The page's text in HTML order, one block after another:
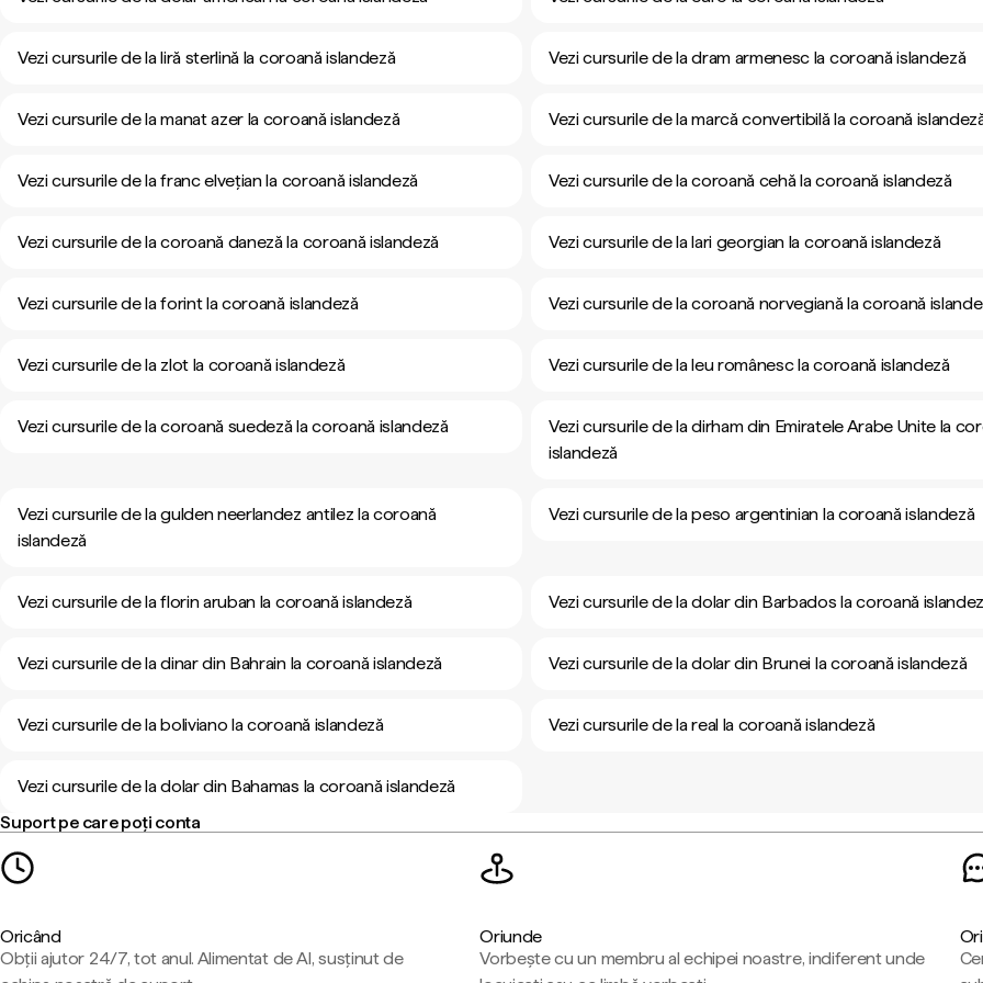
Vezi cursurile de la liră sterlină la coroană islandeză Vezi cursurile de la dram armenesc la coroană islandeză
Vezi cursurile de la manat azer la coroană islandeză Vezi cursurile de la marcă convertibilă la coroană
Vezi cursurile de la franc elvețian la coroană islandeză Vezi cursurile de la coroană cehă la coroană islandeză
Vezi cursurile de la coroană daneză la coroană islandeză Vezi cursurile de la lari georgian la coroană islandeză
Vezi cursurile de la forint la coroană islandeză Vezi cursurile de la coroană norvegiană la coroană
Vezi cursurile de la zlot la coroană islandeză Vezi cursurile de la leu românesc la coroană islandeză
Vezi cursurile de la coroană suedeză la coroană islandeză
Vezi cursurile de la dirham din Emiratele Arabe Unite la
islandeză
Vezi cursurile de la gulden neerlandez antilez la coroană
islandeză
Vezi cursurile de la peso argentinian la coroană islandeză
Vezi cursurile de la florin aruban la coroană islandeză Vezi cursurile de la dolar din Barbados la coroană
Vezi cursurile de la dinar din Bahrain la coroană islandeză Vezi cursurile de la dolar din Brunei la coroană islandeză
Vezi cursurile de la boliviano la coroană islandeză Vezi cursurile de la real la coroană islandeză
Vezi cursurile de la dolar din Bahamas la coroană islandeză
Suport pe care poți conta
Oricând
Obții ajutor 24/7, tot anul. Alimentat de AI, susținut de
Oriunde
Vorbește cu un membru al echipei noastre, indiferent unde